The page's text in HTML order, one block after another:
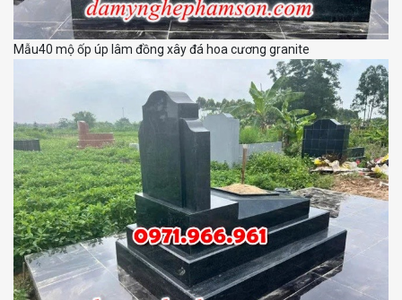
Mẫu40 mộ ốp úp lâm đồng xây đá hoa cương granite